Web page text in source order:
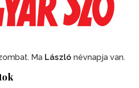
Ma László névnapja van.